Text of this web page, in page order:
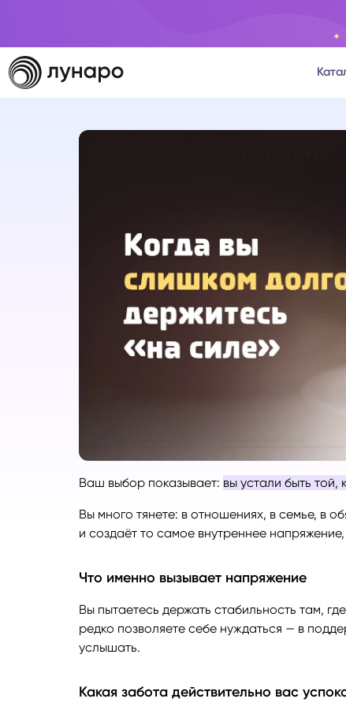
Ваш выбор показывает: вы устали быть той,
Вы много тянете: в отношениях, в семье, в
и создаёт то самое внутреннее
Что именно вызывает напряжение
Вы пытаетесь держать стабильность там,
редко позволяете себе нуждаться — в
услышать.
Какая забота действительно вас